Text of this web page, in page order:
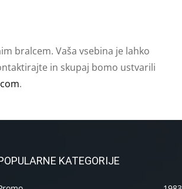
bralcem. Vaša vsebina je lahko
in skupaj bomo ustvarili
.
KATEGORIJE